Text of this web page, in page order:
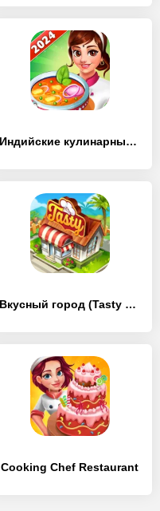
Индийские кулинарные игры
Вкусный город (Tasty Town)
Cooking Chef Restaurant